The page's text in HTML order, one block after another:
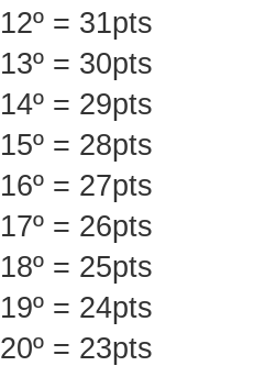
12º = 31pts
13º = 30pts
14º = 29pts
15º = 28pts
16º = 27pts
17º = 26pts
18º = 25pts
19º = 24pts
20º = 23pts